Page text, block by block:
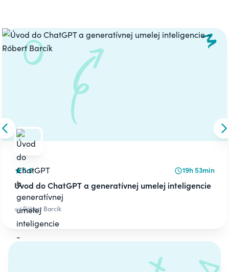
Carousel
Skip to previous slide
5.0 19h 53min
Úvod do ChatGPT a generatívnej umelej inteligencie
odRóbert Barcík